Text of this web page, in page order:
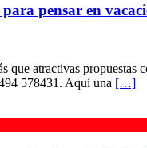
pensar en
atractivas propuestas
578431. Aquí una […]